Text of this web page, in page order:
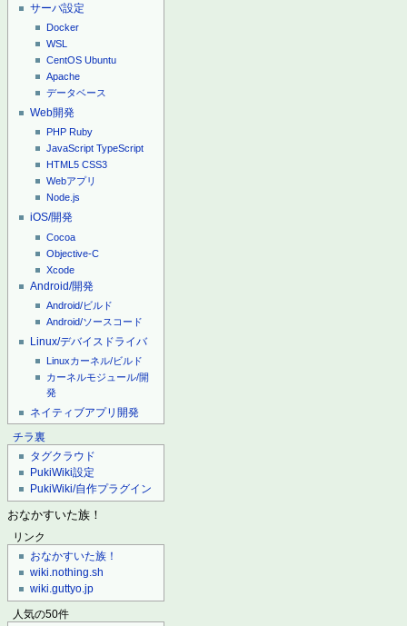
サーバ設定
Docker
WSL
CentOS Ubuntu
Apache
データベース
Web開発
PHP Ruby
JavaScript TypeScript
HTML5 CSS3
Webアプリ
Node.js
iOS/開発
Cocoa
Objective-C
Xcode
Android/開発
Android/ビルド
Android/ソースコード
Linux/デバイスドライバ
Linuxカーネル/ビルド
カーネルモジュール/開
発
ネイティブアプリ開発
チラ裏
タグクラウド
PukiWiki設定
PukiWiki/自作プラグイン
おなかすいた族！
リンク
おなかすいた族！
wiki.nothing.sh
wiki.guttyo.jp
人気の50件